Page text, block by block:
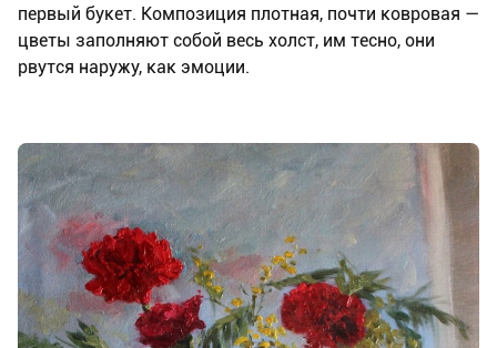
первый букет. Композиция плотная, почти ковровая —
цветы заполняют собой весь холст, им тесно, они
рвутся наружу, как эмоции.